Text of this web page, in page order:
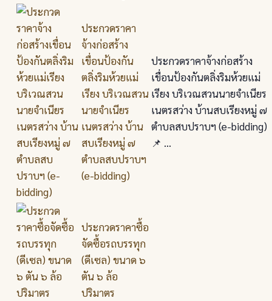
ประกวดราคา
จ้างก่อสร้าง
เขื่อนป้องกัน
ตลิ่งริมห้วยแม่
เรียง บริเวณสวน
นายจำเนียร
เนตรสว่าง บ้าน
สบเรียงหมู่ ๗
ตำบลสบปราบฯ
(e-bidding)
ประกวดราคาจ้างก่อสร้าง
เขื่อนป้องกันตลิ่งริมห้วยแม่
เรียง บริเวณสวนนายจำเนียร
เนตรสว่าง บ้านสบเรียงหมู่ ๗
ตำบลสบปราบฯ (e-bidding)
📌 ...
ประกวดราคาซื้อ
จัดซื้อรถบรรทุก
(ดีเซล) ขนาด ๖
ตัน ๖ ล้อ
ปริมาตร